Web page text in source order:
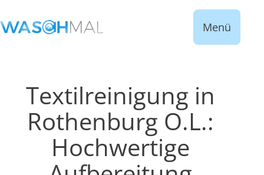
Menü
Textilreinigung in
Rothenburg O.L.:
Hochwertige